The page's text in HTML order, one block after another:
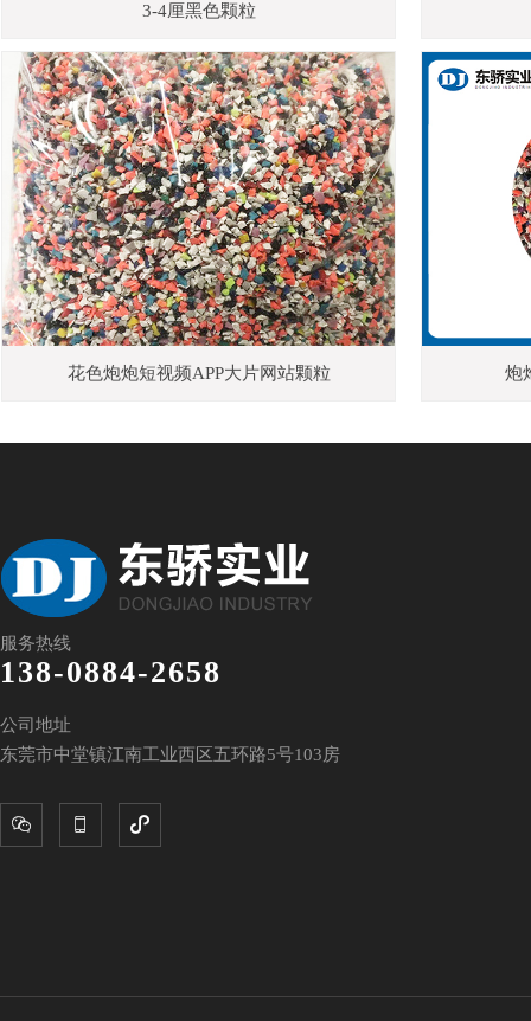
3-4厘黑色颗粒
花色炮炮短视频APP大片网站颗粒 炮
服务热线
138-0884-2658
公司地址
东莞市中堂镇江南工业西区五环路5号103房
  